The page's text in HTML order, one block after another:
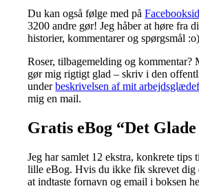
Du kan også følge med på
3200 andre gør! Jeg håber at høre fra
historier, kommentarer og spørgsmål :o)
Roser, tilbagemelding og kommentar?
gør mig rigtigt glad – skriv i den
underbeskrivelsen af mit
mig en mail.
Gratis eBog “Det
Jeg har samlet 12 ekstra, konkrete tips
lille eBog. Hvis du ikke fik skrevet dig
at indtaste fornavn og email i boksen